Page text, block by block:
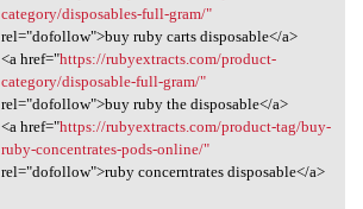
category/disposables-full-gram/"
rel="dofollow">buy ruby carts disposable</a>
<a href="https://rubyextracts.com/product-
category/disposable-full-gram/"
rel="dofollow">buy ruby the disposable</a>
<a href="https://rubyextracts.com/product-tag/buy-
ruby-concentrates-pods-online/"
rel="dofollow">ruby concerntrates disposable</a>